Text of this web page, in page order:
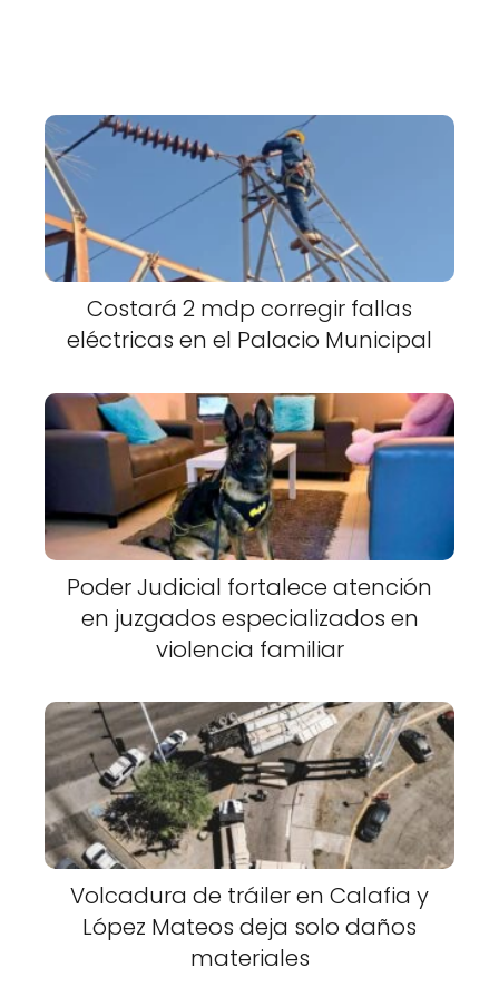
Costará 2 mdp corregir fallas
eléctricas en el Palacio Municipal
Poder Judicial fortalece atención
en juzgados especializados en
violencia familiar
Volcadura de tráiler en Calafia y
López Mateos deja solo daños
materiales